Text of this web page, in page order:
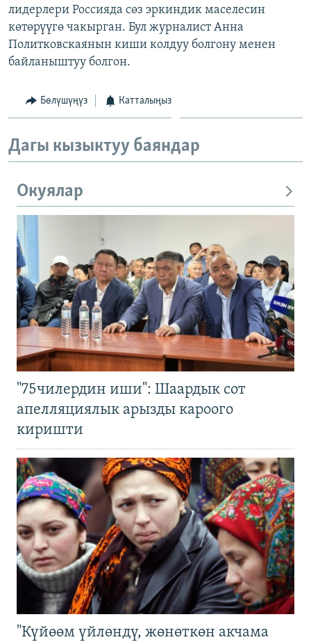
ЭЕ/АРнун бардык сайттары
лидерлери Россияда сөз эркиндик маселесин
көтөрүүгө чакырган. Бул журналист Анна
Политковскаянын киши колдуу болгону менен
байланыштуу болгон.
Бөлүшүңүз Катталыңыз
Дагы кызыктуу баяндар
Окуялар
"75чилердин иши": Шаардык сот
апелляциялык арызды кароого
киришти
"Күйөөм үйлөндү, жөнөткөн акчама